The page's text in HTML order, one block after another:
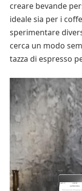
creare bevande
ideale sia per i
sperimentare
cerca un modo
tazza di espresso